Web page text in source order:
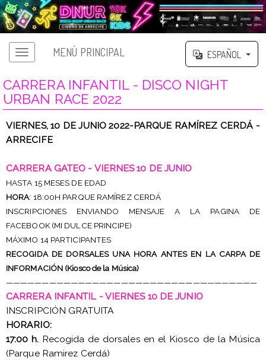
MENÚ PRINCIPAL ESPAÑOL
CARRERA INFANTIL - DISCO NIGHT
URBAN RACE 2022
VIERNES, 10 DE JUNIO 2022-PARQUE RAMÍREZ CERDÁ -
ARRECIFE
CARRERA GATEO - VIERNES 10 DE JUNIO
HASTA 15 MESES DE EDAD
HORA: 18:00H PARQUE RAMÍREZ CERDÁ
INSCRIPCIONES ENVIANDO MENSAJE A LA PAGINA DE
FACEBOOK (MI DULCE PRINCIPE)
MÁXIMO 14 PARTICIPANTES
RECOGIDA DE DORSALES UNA HORA ANTES EN LA CARPA DE
INFORMACIÓN (Kiosco de la Música)
———————————————————————————————————
CARRERA INFANTIL - VIERNES 10 DE JUNIO
INSCRIPCIÓN GRATUITA
HORARIO:
17:00 h. Recogida de dorsales en el Kiosco de la Música
(Parque Ramirez Cerdá)